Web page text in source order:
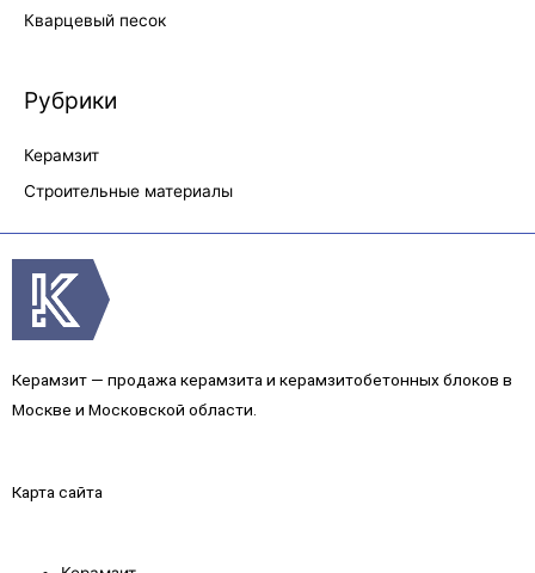
Кварцевый песок
Рубрики
Керамзит
Строительные материалы
Керамзит — продажа керамзита и керамзитобетонных блоков в
Москве и Московской области.
Карта сайта